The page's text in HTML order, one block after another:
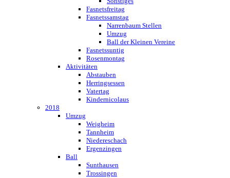
Fasnetsfreitag
Fasnetssamstag
Narrenbaum Stellen
Umzug
Ball der Kleinen Vereine
Fasnetssuntig
Rosenmontag
Aktivitäten
Abstauben
Herringsessen
Vatertag
Kindernicolaus
2018
Umzug
Weigheim
Tannheim
Niedereschach
Ergenzingen
Ball
Sunthausen
Trossingen